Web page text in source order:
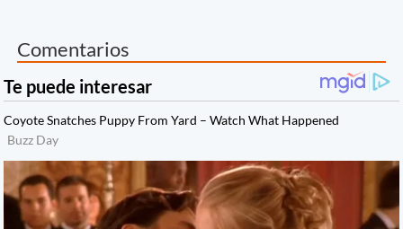
Comentarios